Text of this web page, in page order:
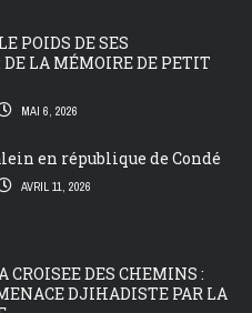
POIDS DE SES
LA MÉMOIRE DE PETIT
MAI 6, 2026
en république de Condé
AVRIL 11, 2026
CROISEE DES CHEMINS :
DJIHADISTE PAR LA